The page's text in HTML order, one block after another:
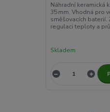
Náhradní keramická
35 mm. Vhodná pro
směšovacích
regulaci teploty a
Skladem